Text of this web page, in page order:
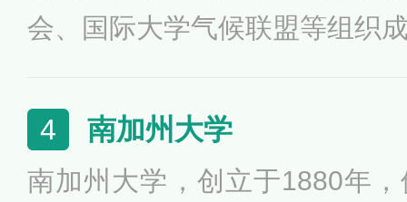
会、国际大学气候联盟等组织
生学院、库朗数学研究等17
艺术、社会科学、商学院为学
4 南加州大学
南加州大学，创立于1880年